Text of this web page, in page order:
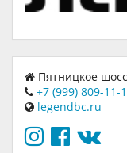
Пятницкое
+7 (999) 809-11-
legendbc.ru